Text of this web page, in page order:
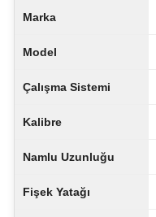
Marka
Model
Çalışma Sistemi
Kalibre
Namlu Uzunluğu
Fişek Yatağı